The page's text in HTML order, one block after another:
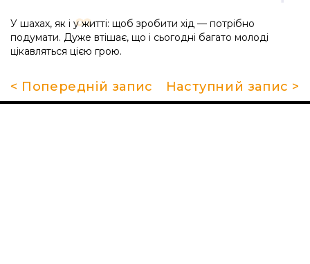
У шахах, як і у житті: щоб зробити хід — потрібно
подумати. Дуже втішає, що і сьогодні багато молоді
цікавляться цією грою.
< Попередній запис Наступний запис >